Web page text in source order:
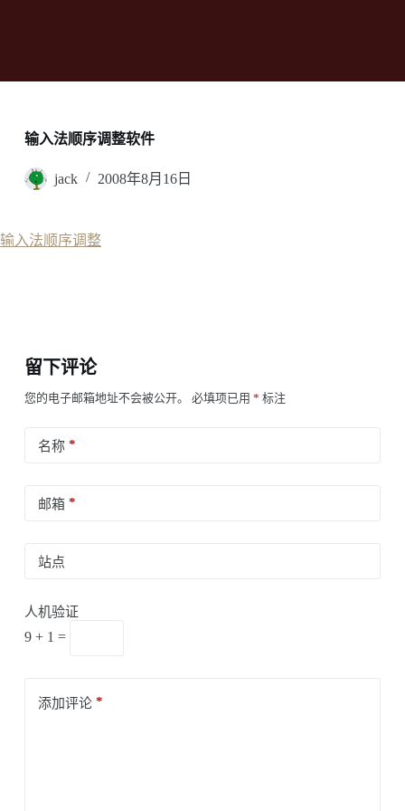
输入法顺序调整软件
jack 2008年8月16日
输入法顺序调整
留下评论
您的电子邮箱地址不会被公开。 必填项已用 * 标注
名称*
邮箱*
站点
人机验证
9 + 1 =
添加评论*